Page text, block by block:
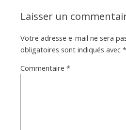
Laisser un
Votre adresse e-mail ne sera
obligatoires sont indiqués avec *
Commentaire *